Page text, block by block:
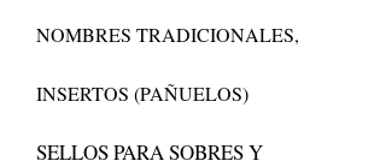
NOMBRES TRADICIONALES,
INSERTOS (PAÑUELOS)
SELLOS PARA SOBRES Y